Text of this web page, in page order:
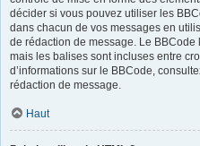
décider si vous pouvez utiliser les
dans chacun de vos messages en
de rédaction de message. Le
mais les balises sont incluses entre
d’informations sur le BBCode,
rédaction de message.
Haut